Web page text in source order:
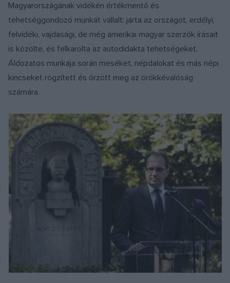
Magyarországának vidékén értékmentő és
tehetséggondozó munkát vállalt: járta az országot, erdélyi,
felvidéki, vajdasági, de még amerikai magyar szerzők írásait
is közölte, és felkarolta az autodidakta tehetségeket.
Áldozatos munkája során meséket, népdalokat és más népi
kincseket rögzített és őrzött meg az örökkévalóság
számára.